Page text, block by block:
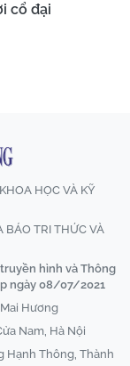
cổ đại
HỌC VÀ KỸ
BÁO TRI THỨC VÀ
hình và Thông
ngày 08/07/2021
Hương
Nam, Hà Nội
Hạnh Thông, Thành